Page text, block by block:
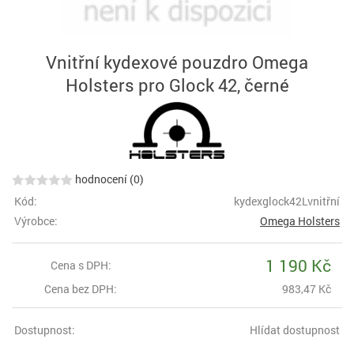
Vnitřní kydexové pouzdro Omega
Holsters pro Glock 42, černé
hodnocení (0)
Kód:
kydexglock42Lvnitřní
Výrobce:
Omega Holsters
Cena s DPH: 1 190 Kč
Cena bez DPH: 983,47 Kč
Dostupnost: Hlídat dostupnost